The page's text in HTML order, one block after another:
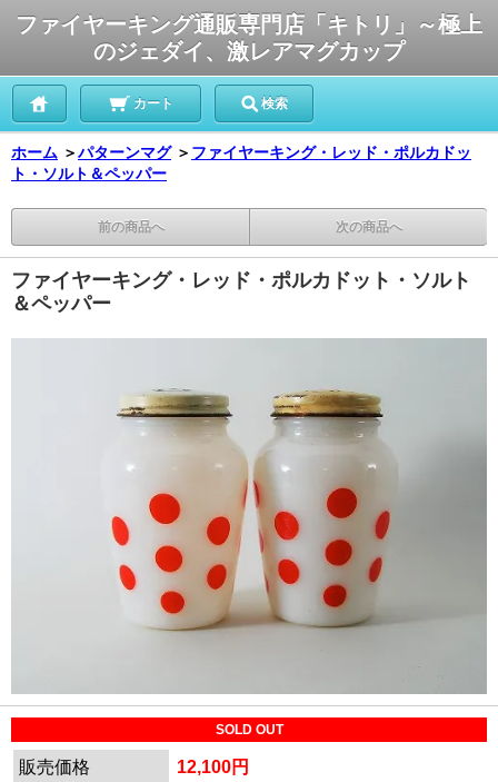
ファイヤーキング通販専門店「キトリ」～極上
のジェダイ、激レアマグカップ
カート 検索
ホーム ＞パターンマグ ＞ ファイヤーキング・レッド・ポルカドッ
ト・ソルト＆ペッパー
前の商品へ 次の商品へ
ファイヤーキング・レッド・ポルカドット・ソルト
＆ペッパー
SOLD OUT
販売価格 12,100円